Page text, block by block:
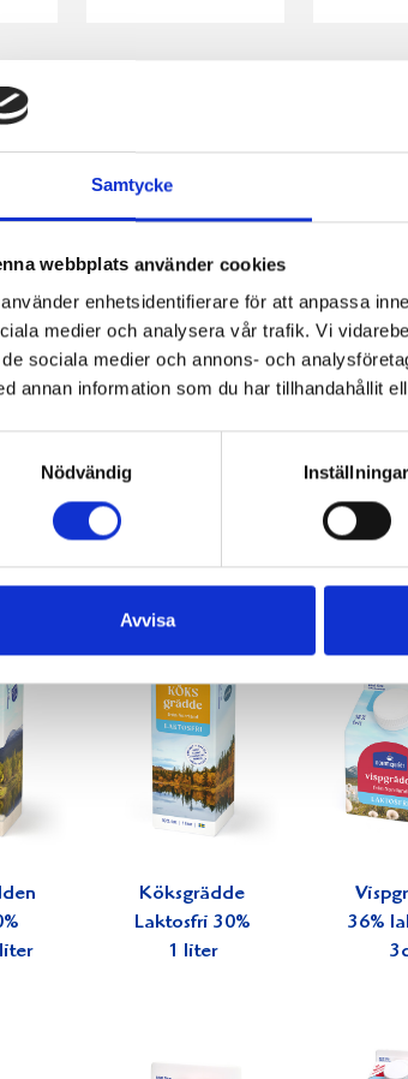
Samtycke
webbplats använder cookies
enhetsidentifierare för att anpassa
medier och analysera vår trafik. Vi
sociala medier och annons- och
annan information som du har tillhandahållit
Nödvändig
Inställningar
Avvisa
i receptet:
Köksgrädde
Laktosfri 30%
1 liter
36%